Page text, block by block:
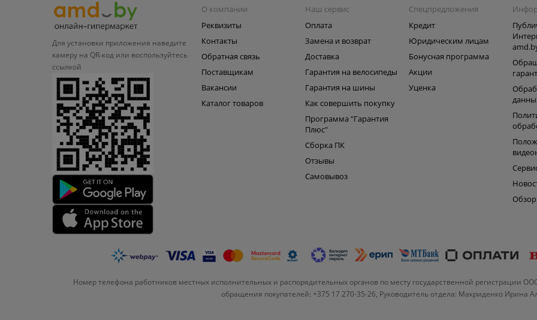
Для установки приложения наведите
камеру на QR‑код или воспользуйтесь
ссылкой
О компании
Реквизиты
Контакты
Обратная связь
Поставщикам
Вакансии
Каталог товаров
Наш сервис
Оплата
Замена и возврат
Доставка
Гарантия на велосипеды
Гарантия на шины
Как совершить покупку
Программа "Гарантия
Плюс"
Сборка ПК
Отзывы
Самовывоз
Спецпредложения
Кредит
Юридическим лицам
Бонусная программа
Акции
Уценка
Номер телефона работников местных исполнительных и распорядительных органов по месту государственной регистрации
обращения покупателей: +375 17 270-35-26, Руководитель отдела: Макриденко Ирина